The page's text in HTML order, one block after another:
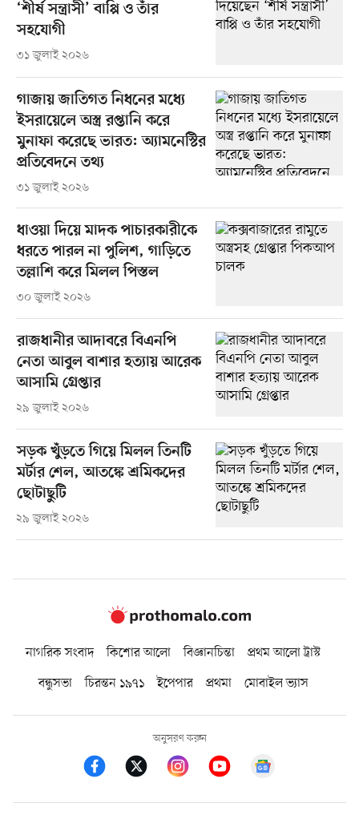
‘শীর্ষ সন্ত্রাসী’ বাপ্পি ও তাঁর
সহযোগী
৩১ জুলাই ২০২৬
গাজায় জাতিগত নিধনের মধ্যে
ইসরায়েলে অস্ত্র রপ্তানি করে
মুনাফা করেছে ভারত: অ্যামনেস্টির
প্রতিবেদনে তথ্য
৩১ জুলাই ২০২৬
ধাওয়া দিয়ে মাদক পাচারকারীকে
ধরতে পারল না পুলিশ, গাড়িতে
তল্লাশি করে মিলল পিস্তল
৩০ জুলাই ২০২৬
রাজধানীর আদাবরে বিএনপি
নেতা আবুল বাশার হত্যায় আরেক
আসামি গ্রেপ্তার
২৯ জুলাই ২০২৬
সড়ক খুঁড়তে গিয়ে মিলল তিনটি
মর্টার শেল, আতঙ্কে শ্রমিকদের
ছোটাছুটি
২৯ জুলাই ২০২৬
নাগরিক সংবাদ কিশোর আলো বিজ্ঞানচিন্তা
প্রথম আলো ট্রাস্ট
বন্ধুসভা
চিরন্তন ১৯৭১ ইপেপার প্রথমা মোবাইল ভ্যাস
অনুসরণ করুন